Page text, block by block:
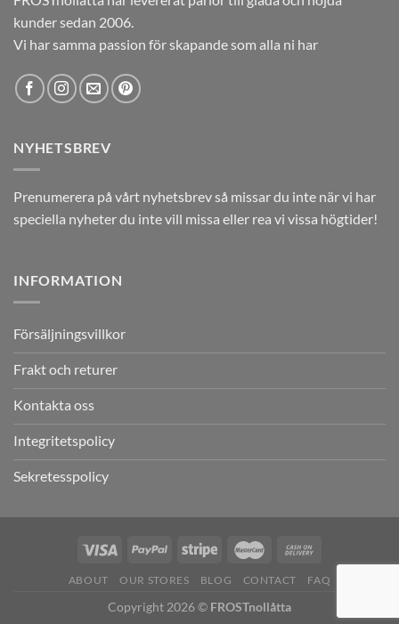
kunder sedan 2006.
Vi har samma passion för skapande som alla ni har
NYHETSBREV
Prenumerera på vårt nyhetsbrev så missar du inte när vi har
speciella nyheter du inte vill missa eller rea vi vissa högtider!
INFORMATION
Försäljningsvillkor
Frakt och returer
Kontakta oss
Integritetspolicy
Sekretesspolicy
ABOUT OUR STORES BLOG CONTACT FAQ
Copyright 2026 © FROSTnollåtta